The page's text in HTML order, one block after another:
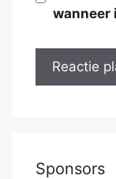
wanneer
Sponsors